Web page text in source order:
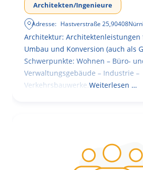
Architekten/Ingenieure
Adresse: Hastverstraße 25,90408
Architektur:
Umbau und Konversion (auch als
Schwerpunkte: Wohnen – Büro-
Verwaltungsgebäude – Industrie –
Verkehrsbauwerke. Weiterlesen …